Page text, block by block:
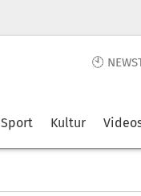
🕙
Sport Kultur